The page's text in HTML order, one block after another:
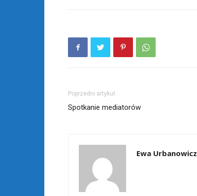
Poprzedni artykuł
Spotkanie mediatorów
Ewa Urbanowicz